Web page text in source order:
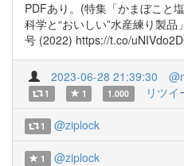
PDFあり。(特集「かまぼこと
科学と“おいしい”水産練り製
号 (2022) https://t.co/
2023-06-28 21:39:30
1 1 1.000 リツ
1 @ziplock
1 @ziplock